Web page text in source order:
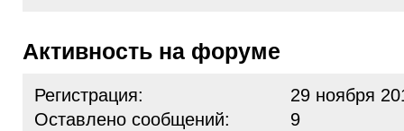
Активность на форуме
Регистрация:
29 ноября
Оставлено сообщений:
9